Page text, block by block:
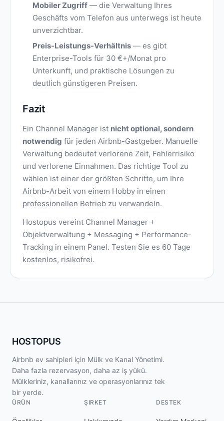
Mobiler Zugriff — die Verwaltung Ihres
Geschäfts vom Telefon aus unterwegs ist heute
unverzichtbar.
Preis-Leistungs-Verhältnis — es gibt
Enterprise-Tools für 30 €+/Monat pro
Unterkunft, und praktische Lösungen zu
deutlich günstigeren Preisen.
Fazit
Ein Channel Manager ist nicht optional, sondern
notwendig für jeden Airbnb-Gastgeber. Manuelle
Verwaltung bedeutet verlorene Zeit, Fehlerrisiko
und verlorene Einnahmen. Das richtige Tool zu
wählen ist einer der größten Schritte, um Ihre
Airbnb-Arbeit von einem Hobby in einen
professionellen Betrieb zu verwandeln.
Hostopus vereint Channel Manager +
Objektverwaltung + Messaging + Performance-
Tracking in einem Panel. Testen Sie es 60 Tage
kostenlos, risikofrei.
HOSTOPUS
Airbnb ev sahipleri için Mülk ve Kanal Yönetimi.
Daha fazla rezervasyon, daha az iş yükü.
Mülkleriniz, kanallarınız ve operasyonlarınız tek
bir yerde.
ÜRÜN ŞIRKET DESTEK